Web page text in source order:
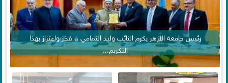
رئيس جامعة الأزهر يكرم النائب وليد التمامي .. فخر واعتزاز بهذا
التكريم...